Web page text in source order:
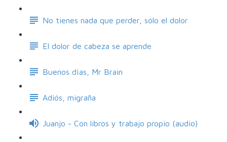
No tienes nada que perder, sólo el dolor
El dolor de cabeza se aprende
Buenos días, Mr Brain
Adiós, migraña
Juanjo - Con libros y trabajo propio (audio)